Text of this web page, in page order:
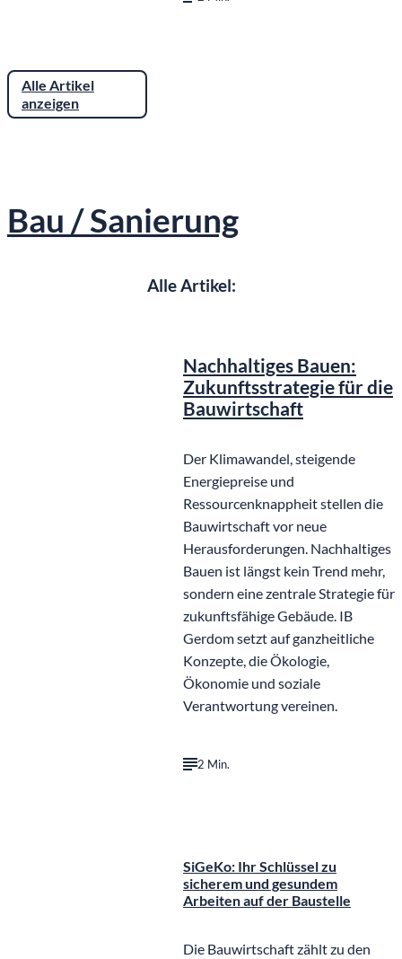
Alle Artikel
anzeigen
Bau / Sanierung
Alle Artikel:
Nachhaltiges Bauen:
Zukunftsstrategie für die
Bauwirtschaft
Der Klimawandel, steigende
Energiepreise und
Ressourcenknappheit stellen die
Bauwirtschaft vor neue
Herausforderungen. Nachhaltiges
Bauen ist längst kein Trend mehr,
sondern eine zentrale Strategie für
zukunftsfähige Gebäude. IB
Gerdom setzt auf ganzheitliche
Konzepte, die Ökologie,
Ökonomie und soziale
Verantwortung vereinen.
2 Min.
SiGeKo: Ihr Schlüssel zu
sicherem und gesundem
Arbeiten auf der Baustelle
Die Bauwirtschaft zählt zu den